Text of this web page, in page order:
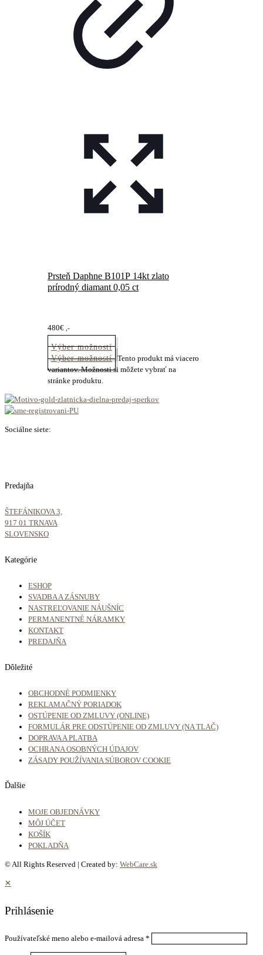
Prsteň Daphne B101P 14kt zlato
prírodný diamant 0,05 ct
480€ ,-
Výber možností
Výber možností Tento produkt má viacero
variantov. Možnosti si môžete vybrať na
stránke produktu.
Sociálne siete:
Predajňa
ŠTEFÁNIKOVA 3,
917 01 TRNAVA
SLOVENSKO
Kategórie
ESHOP
SVADBA A ZÁSNUBY
NASTREĽOVANIE NÁUŠNÍC
PERMANENTNÉ NÁRAMKY
KONTAKT
PREDAJŇA
Dôležité
OBCHODNÉ PODMIENKY
REKLAMAČNÝ PORIADOK
OSTÚPENIE OD ZMLUVY (ONLINE)
FORMULÁR PRE ODSTÚPENIE OD ZMLUVY (NA TLAČ)
DOPRAVA A PLATBA
OCHRANA OSOBNÝCH ÚDAJOV
ZÁSADY POUŽÍVANIA SÚBOROV COOKIE
Ďalšie
MOJE OBJEDNÁVKY
MÔJ ÚČET
KOŠÍK
POKLADŇA
© All Rights Reserved | Created by: WebCare.sk
✕
Prihlásenie
Používateľské meno alebo e-mailová adresa *